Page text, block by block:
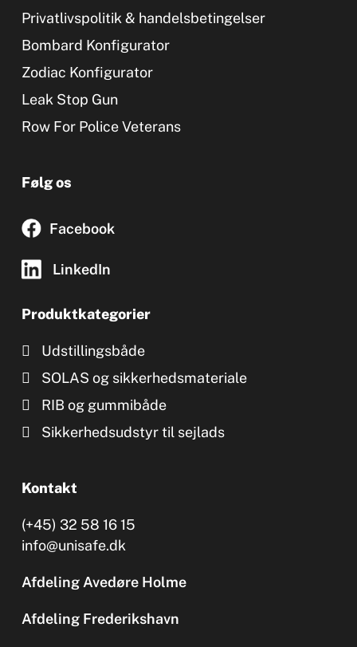
Privatlivspolitik & handelsbetingelser
Bombard Konfigurator
Zodiac Konfigurator
Leak Stop Gun
Row For Police Veterans
Følg os
Facebook
LinkedIn
Produktkategorier
Udstillingsbåde
SOLAS og sikkerhedsmateriale
RIB og gummibåde
Sikkerhedsudstyr til sejlads
Kontakt
(+45) 32 58 16 15
info@unisafe.dk
Afdeling Avedøre Holme
Afdeling Frederikshavn